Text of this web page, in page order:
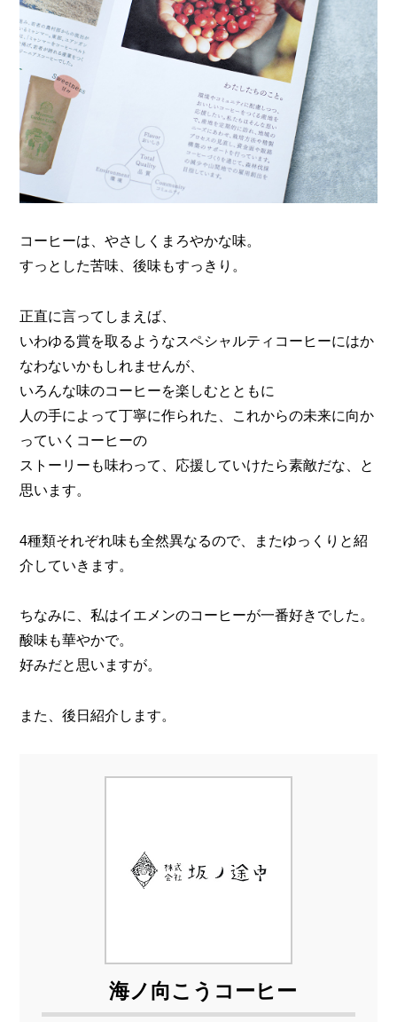
コーヒーは、やさしくまろやかな味。
すっとした苦味、後味もすっきり。
正直に言ってしまえば、
いわゆる賞を取るようなスペシャルティコーヒーにはか
なわないかもしれませんが、
いろんな味のコーヒーを楽しむとともに
人の手によって丁寧に作られた、これからの未来に向か
っていくコーヒーの
ストーリーも味わって、応援していけたら素敵だな、と
思います。
4種類それぞれ味も全然異なるので、またゆっくりと紹
介していきます。
ちなみに、私はイエメンのコーヒーが一番好きでした。
酸味も華やかで。
好みだと思いますが。
また、後日紹介します。
海ノ向こうコーヒー